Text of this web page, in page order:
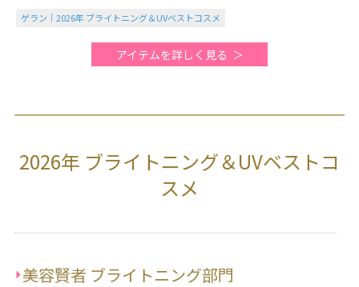
ゲラン｜2026年 ブライトニング＆UVベストコスメ
アイテムを詳しく見る
2026年 ブライトニング＆UVベストコ
スメ
美容賢者 ブライトニング部門